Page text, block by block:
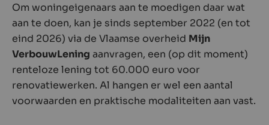
Om woningeigenaars aan te moedigen daar wat
aan te doen, kan je sinds september 2022 (en tot
eind 2026) via de Vlaamse overheid Mijn
VerbouwLening aanvragen, een (op dit moment)
renteloze lening tot 60.000 euro voor
renovatiewerken. Al hangen er wel een aantal
voorwaarden en praktische modaliteiten aan vast.